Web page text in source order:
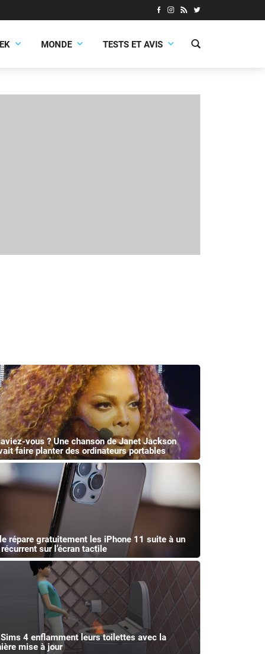
MONDE TESTS ET AVIS
vous ? Une chanson de Janet Jackson
faire planter des ordinateurs portables
répare gratuitement les iPhone 11 suite à un
sur l’écran tactile
4 enflamment leurs toilettes avec la
mise à jour